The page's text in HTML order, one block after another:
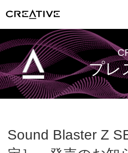
プレ
Sound Blaster Z
Facebook